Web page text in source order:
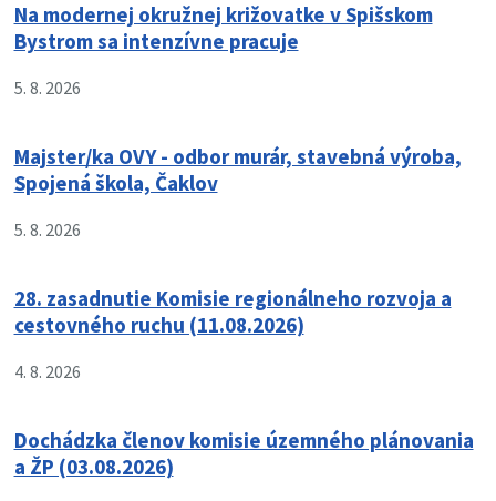
Na modernej okružnej križovatke v Spišskom
Bystrom sa intenzívne pracuje
5. 8. 2026
Majster/ka OVY - odbor murár, stavebná výroba,
Spojená škola, Čaklov
5. 8. 2026
28. zasadnutie Komisie regionálneho rozvoja a
cestovného ruchu (11.08.2026)
4. 8. 2026
Dochádzka členov komisie územného plánovania
a ŽP (03.08.2026)